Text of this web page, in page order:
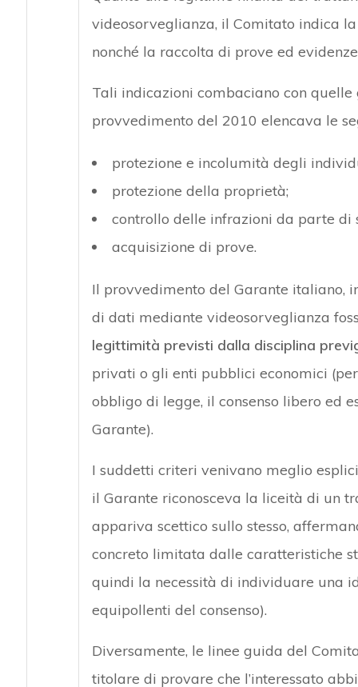
videosorveglianza, il Comitato indica
nonché la raccolta di prove ed
Tali indicazioni combaciano con
provvedimento del 2010 elencava le
protezione e incolumità degli
protezione della proprietà;
controllo delle infrazioni da parte di
acquisizione di prove.
Il provvedimento del Garante italiano,
di dati mediante videosorveglianza
legittimità previsti dalla disciplina
privati o gli enti pubblici economici
obbligo di legge, il consenso libero ed
Garante).
I suddetti criteri venivano meglio
il Garante riconosceva la liceità di un
appariva scettico sullo stesso,
concreto limitata dalle caratteristiche
quindi la necessità di individuare una
equipollenti del consenso).
Diversamente, le linee guida del
titolare di provare che l’interessato